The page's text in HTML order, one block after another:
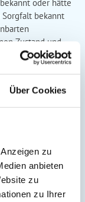
Über Cookies
zu
anbieten
zu
zu Ihrer